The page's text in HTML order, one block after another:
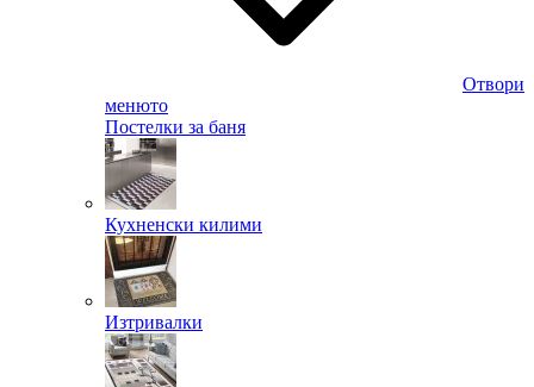
Отвори
менюто
Постелки за баня
Кухненски килими
Изтривалки